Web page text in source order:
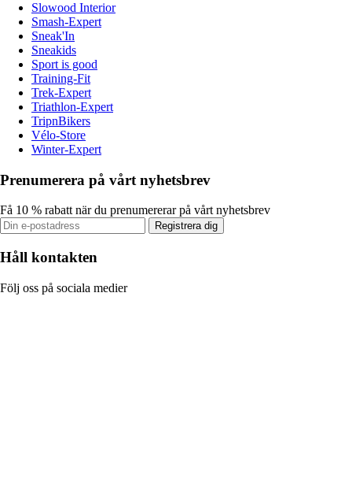
Slowood Interior
Smash-Expert
Sneak'In
Sneakids
Sport is good
Training-Fit
Trek-Expert
Triathlon-Expert
TripnBikers
Vélo-Store
Winter-Expert
Prenumerera på vårt nyhetsbrev
Få 10 % rabatt när du prenumererar på vårt nyhetsbrev
Registrera dig
Håll kontakten
Följ oss på sociala medier